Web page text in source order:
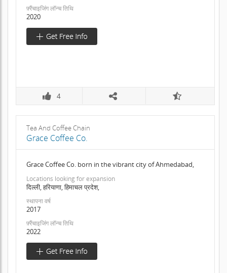
फ़्रैंचाइजिंग लॉन्च तिथि
2020
4
Tea And Coffee Chain
Grace Coffee Co.
Grace Coffee Co. born in the vibrant city of Ahmedabad,
Locations looking for expansion
दिल्ली, हरियाणा, हिमाचल प्रदेश,
स्थापना वर्ष
2017
फ़्रैंचाइजिंग लॉन्च तिथि
2022